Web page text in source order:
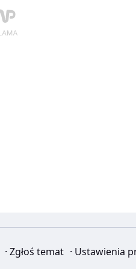
· Zgłoś temat · Ustawienia